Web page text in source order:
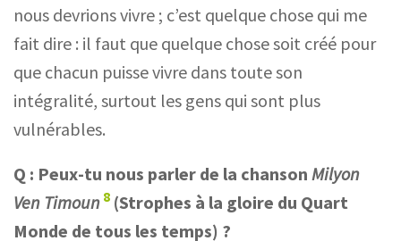
nous devrions vivre ; c’est quelque chose qui me
fait dire : il faut que quelque chose soit créé pour
que chacun puisse vivre dans toute son
intégralité, surtout les gens qui sont plus
vulnérables.
Q : Peux-tu nous parler de la chanson Milyon
Ven Timoun 8 (Strophes à la gloire du Quart
Monde de tous les temps) ?